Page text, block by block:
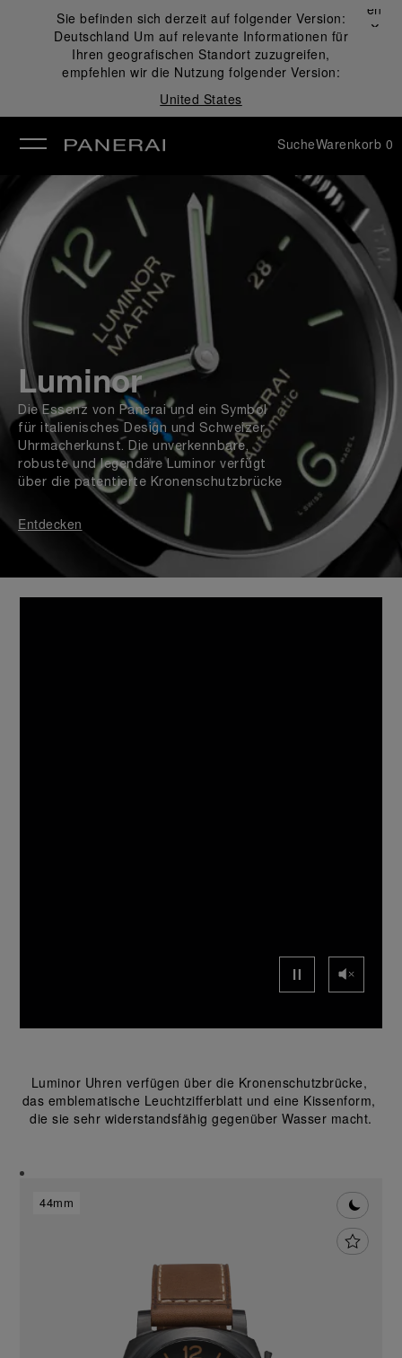
Sie befinden sich derzeit auf folgender Version:
Deutschland Um auf relevante Informationen für
Ihren geografischen Standort zuzugreifen,
empfehlen wir die Nutzung folgender Version:
United States
Schließen
✕
SucheWarenkorb 0
Luminor
Die Essenz von Panerai und ein Symbol
für italienisches Design und Schweizer
Uhrmacherkunst. Die unverkennbare,
robuste und legendäre Luminor verfügt
über die patentierte Kronenschutzbrücke
Entdecken
Luminor Uhren verfügen über die Kronenschutzbrücke,
das emblematische Leuchtzifferblatt und eine Kissenform,
die sie sehr widerstandsfähig gegenüber Wasser macht.
44mm